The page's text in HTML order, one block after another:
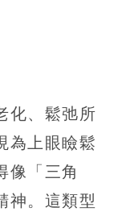
化、鬆弛所
為上眼瞼鬆
像「三角
神。這類型